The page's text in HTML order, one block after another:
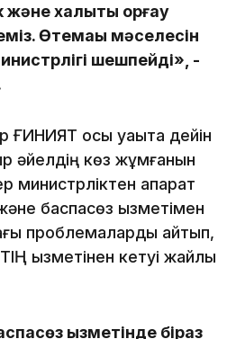
халықты қорғау
Өтемақы мәселесін
шешпейді», -
осы уақытқа дейін
әйелдің көз жұмғанын
министрліктен ақпарат
баспасөз қызметімен
проблемаларды айтып,
қызметінен кетуі жайлы
қызметінде біраз